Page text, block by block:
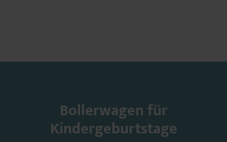
Bollerwagen für
Kindergeburtstage